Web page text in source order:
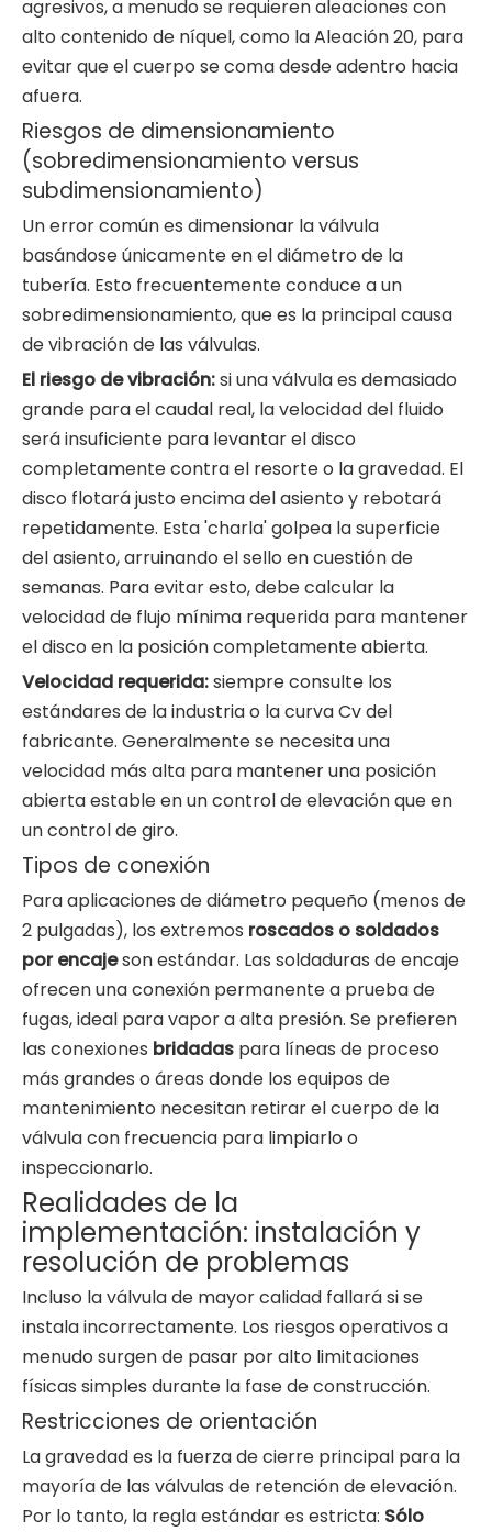
agresivos, a menudo se requieren aleaciones con
alto contenido de níquel, como la Aleación 20, para
evitar que el cuerpo se coma desde adentro hacia
afuera.
Riesgos de dimensionamiento
(sobredimensionamiento versus
subdimensionamiento)
Un error común es dimensionar la válvula
basándose únicamente en el diámetro de la
tubería. Esto frecuentemente conduce a un
sobredimensionamiento, que es la principal causa
de vibración de las válvulas.
El riesgo de vibración:si una válvula es demasiado
grande para el caudal real, la velocidad del fluido
será insuficiente para levantar el disco
completamente contra el resorte o la gravedad. El
disco flotará justo encima del asiento y rebotará
repetidamente. Esta 'charla' golpea la superficie
del asiento, arruinando el sello en cuestión de
semanas. Para evitar esto, debe calcular la
velocidad de flujo mínima requerida para mantener
el disco en la posición completamente abierta.
Velocidad requerida:siempre consulte los
estándares de la industria o la curva Cv del
fabricante. Generalmente se necesita una
velocidad más alta para mantener una posición
abierta estable en un control de elevación que en
un control de giro.
Tipos de conexión
Para aplicaciones de diámetro pequeño (menos de
2 pulgadas), los extremos roscados o soldados
por encajeson estándar. Las soldaduras de encaje
ofrecen una conexión permanente a prueba de
fugas, ideal para vapor a alta presión. Se prefieren
las conexiones bridadas para líneas de proceso
más grandes o áreas donde los equipos de
mantenimiento necesitan retirar el cuerpo de la
válvula con frecuencia para limpiarlo o
inspeccionarlo.
Realidades de la
implementación: instalación y
resolución de problemas
Incluso la válvula de mayor calidad fallará si se
instala incorrectamente. Los riesgos operativos a
menudo surgen de pasar por alto limitaciones
físicas simples durante la fase de construcción.
Restricciones de orientación
La gravedad es la fuerza de cierre principal para la
mayoría de las válvulas de retención de elevación.
Por lo tanto, la regla estándar es estricta: Sólo